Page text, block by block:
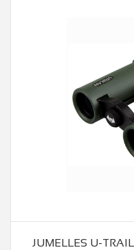
JUMELLES U-